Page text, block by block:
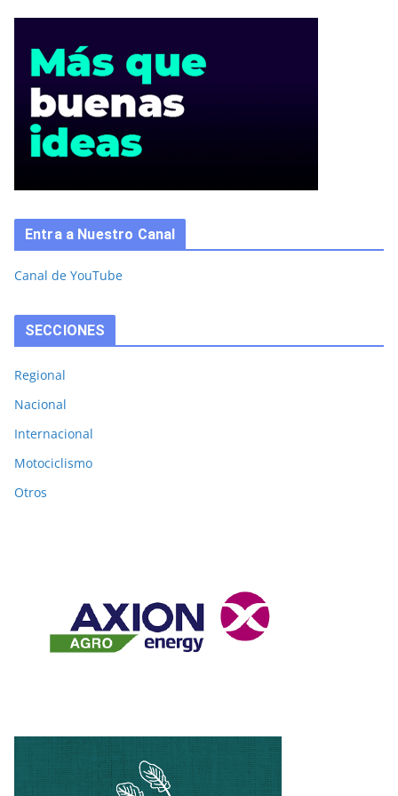
Entra a Nuestro Canal
Canal de YouTube
SECCIONES
Regional
Nacional
Internacional
Motociclismo
Otros